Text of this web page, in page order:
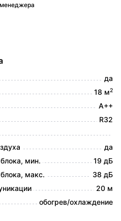
да
18 м2
A++
R32
да
мин.
19 дБ
макс.
38 дБ
20 м
обогрев/охлаждение